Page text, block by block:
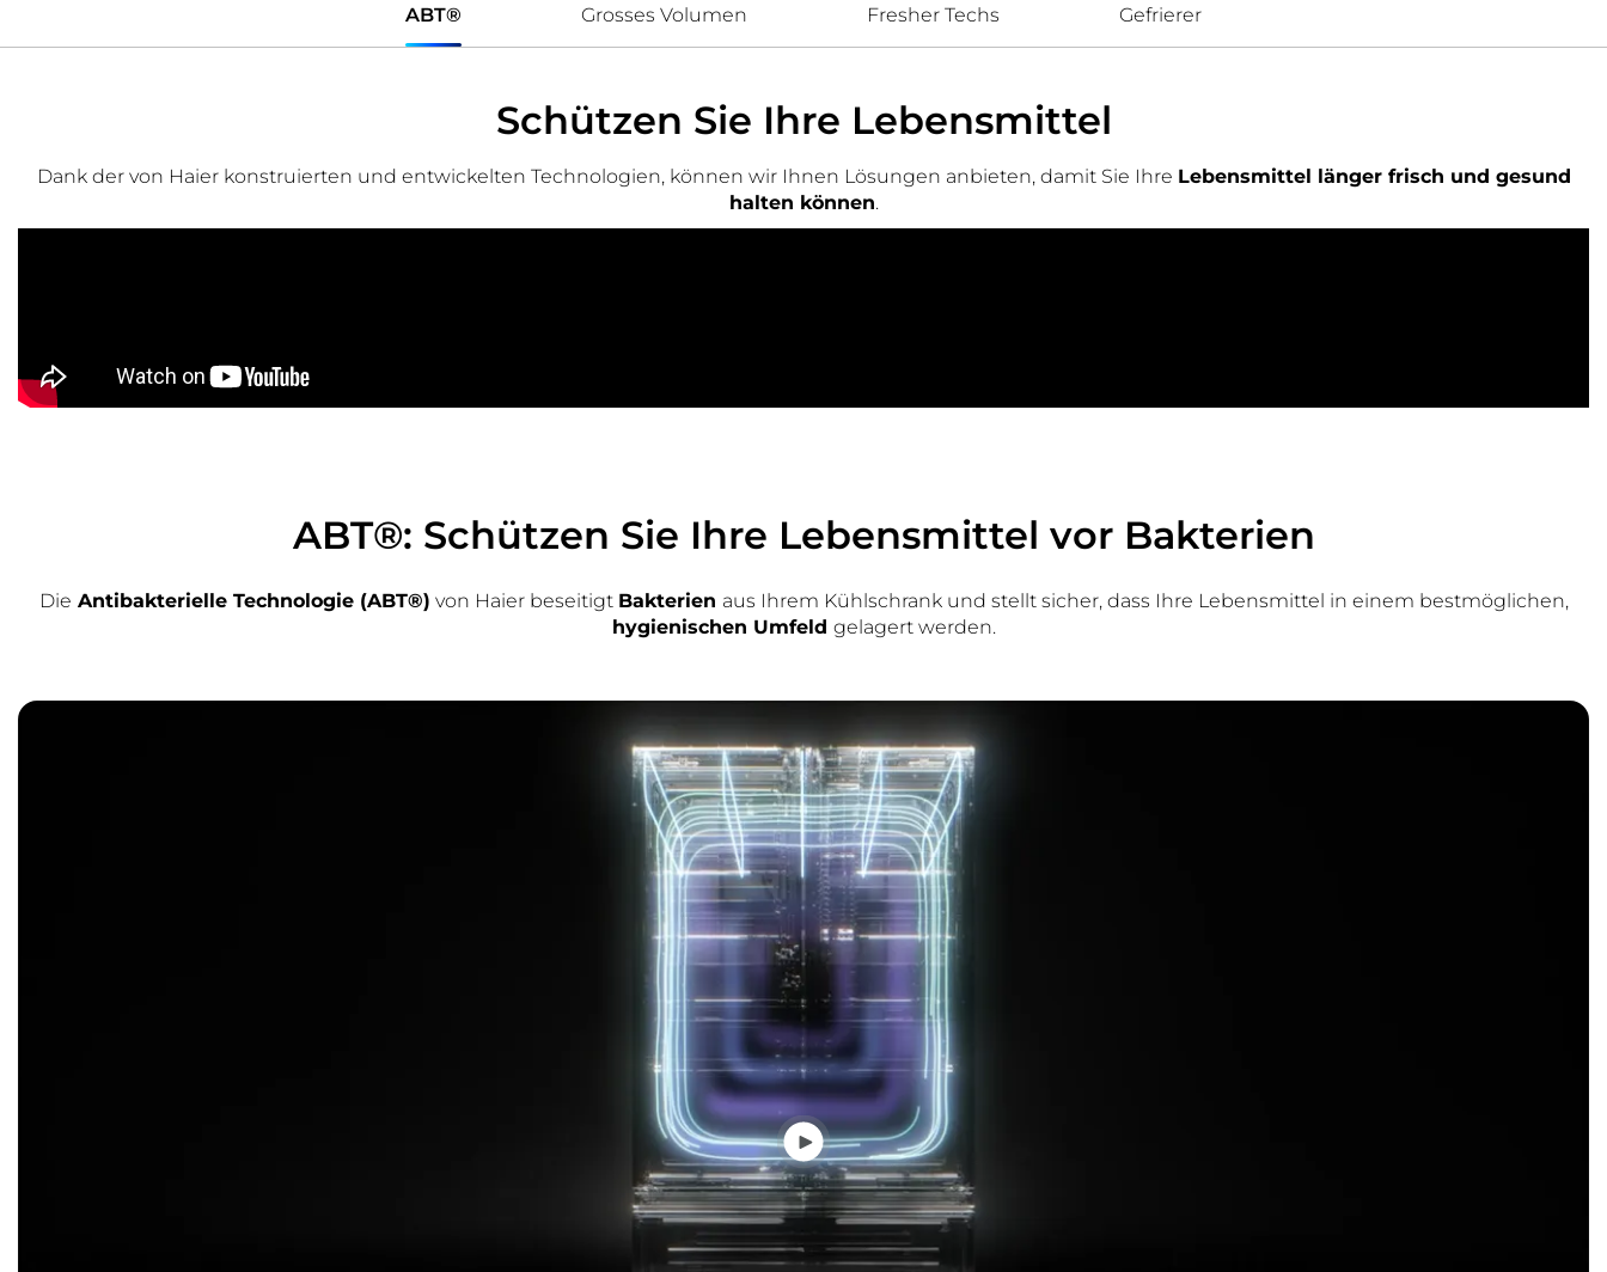
ABT® Grosses Volumen Fresher Techs Gefrierer
Schützen Sie Ihre Lebensmittel
Dank der von Haier konstruierten und entwickelten Technologien, können wir Ihnen Lösungen anbieten, damit Sie Ihre Lebensmittel länger frisch und gesund
halten können.
ABT®: Schützen Sie Ihre Lebensmittel vor Bakterien
Die Antibakterielle Technologie (ABT®) von Haier beseitigt Bakterien aus Ihrem Kühlschrank und stellt sicher, dass Ihre Lebensmittel in einem bestmöglichen,
hygienischen Umfeld gelagert werden.